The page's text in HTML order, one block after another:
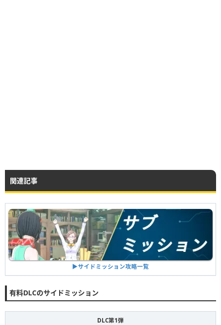
関連記事
▶︎サイドミッション攻略一覧
有料DLCのサイドミッション
DLC第1弾